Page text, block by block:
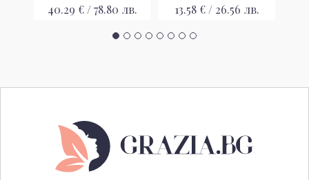
40.29 € / 78.80 лв. 13.58 € / 26.56 лв.